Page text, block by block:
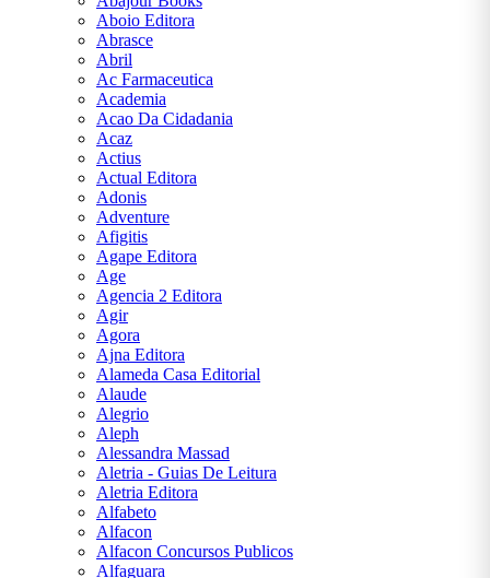
TURISMO
CHRISTIE
ALEXANDRE
SUASSUNA
AUGUSTO
Aboio Editora
Abrasce
Abril
Ac Farmaceutica
Academia
Acao Da Cidadania
Acaz
Actius
Actual Editora
Adonis
Adventure
Afigitis
Agape Editora
Age
Agencia 2 Editora
Agir
Agora
Ajna Editora
Alameda Casa Editorial
Alaude
Alegrio
Aleph
Alessandra Massad
Aletria - Guias De Leitura
Aletria Editora
Alfabeto
Alfacon
Alfacon Concursos Publicos
Alfaguara